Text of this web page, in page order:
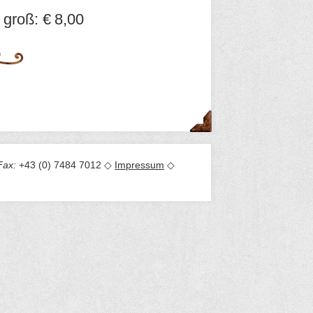
groß:€ 8,00
+43 (0) 7484 7012 ◇ Impressum ◇